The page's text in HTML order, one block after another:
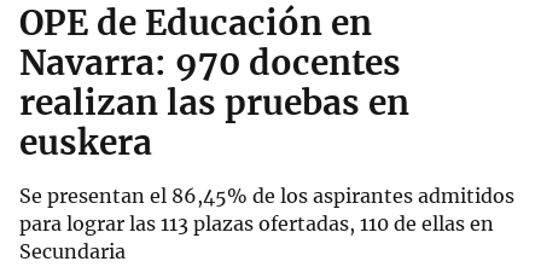
OPE de Educación en
Navarra: 970 docentes
realizan las pruebas en
euskera
Se presentan el 86,45% de los aspirantes admitidos
para lograr las 113 plazas ofertadas, 110 de ellas en
Secundaria